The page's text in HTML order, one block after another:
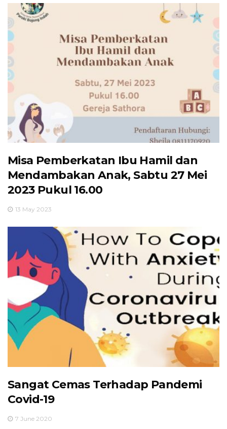
Misa Pemberkatan Ibu Hamil dan
Mendambakan Anak, Sabtu 27 Mei
2023 Pukul 16.00
13 May 2023
Sangat Cemas Terhadap Pandemi
Covid-19
7 June 2020